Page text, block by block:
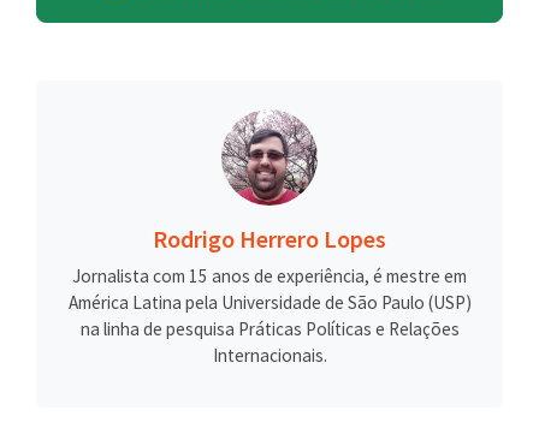
Rodrigo Herrero Lopes
Jornalista com 15 anos de experiência, é mestre em
América Latina pela Universidade de São Paulo (USP)
na linha de pesquisa Práticas Políticas e Relações
Internacionais.